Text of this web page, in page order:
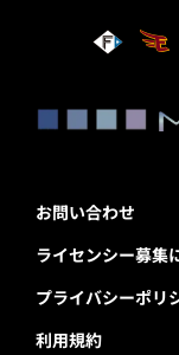
お問い合わせ
ライセンシー募集
プライバシーポリ
利用規約